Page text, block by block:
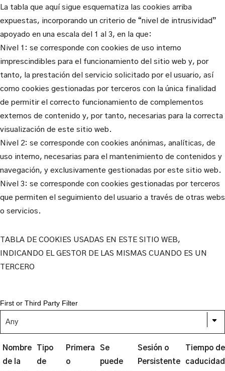
La tabla que aquí sigue esquematiza las cookies arriba
expuestas, incorporando un criterio de “nivel de intrusividad”
apoyado en una escala del 1 al 3, en la que:
Nivel 1: se corresponde con cookies de uso interno
imprescindibles para el funcionamiento del sitio web y, por
tanto, la prestación del servicio solicitado por el usuario, así
como cookies gestionadas por terceros con la única finalidad
de permitir el correcto funcionamiento de complementos
externos de contenido y, por tanto, necesarias para la correcta
visualización de este sitio web.
Nivel 2: se corresponde con cookies anónimas, analíticas, de
uso interno, necesarias para el mantenimiento de contenidos y
navegación, y exclusivamente gestionadas por este sitio web.
Nivel 3: se corresponde con cookies gestionadas por terceros
que permiten el seguimiento del usuario a través de otras webs
o servicios.
TABLA DE COOKIES USADAS EN ESTE SITIO WEB,
INDICANDO EL GESTOR DE LAS MISMAS CUANDO ES UN
TERCERO
First or Third Party Filter
Nombre
de la
Tipo
de
Primera
o
Se
puede
Sesión o
Persistente
Tiempo de
caducidad